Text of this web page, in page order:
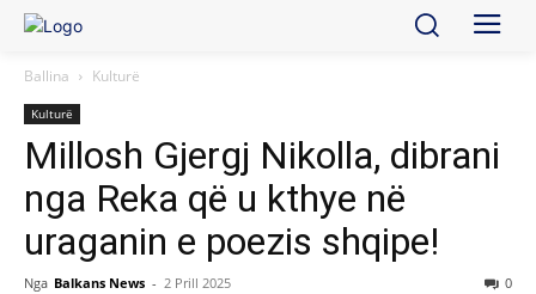
Ballina Kulturë
Kulturë
Millosh Gjergj Nikolla, dibrani
nga Reka që u kthye në
uraganin e poezis shqipe!
Nga Balkans News - 2 Prill 2025 0